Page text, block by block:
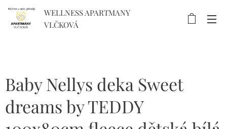
WELLNESS APARTMANY
VLČKOVÁ
Baby Nellys deka Sweet
dreams by TEDDY